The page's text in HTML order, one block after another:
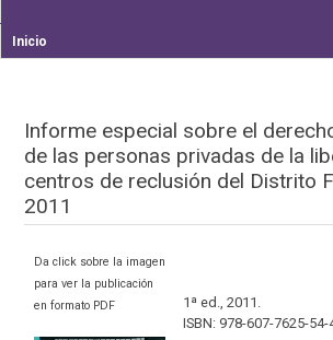
Inicio
Informe especial sobre el
de las personas privadas de la
centros de reclusión del Distrito
2011
Da click sobre la imagen
para ver la publicación
en formato PDF
1ª ed., 2011.
ISBN: 978-607-7625-54-